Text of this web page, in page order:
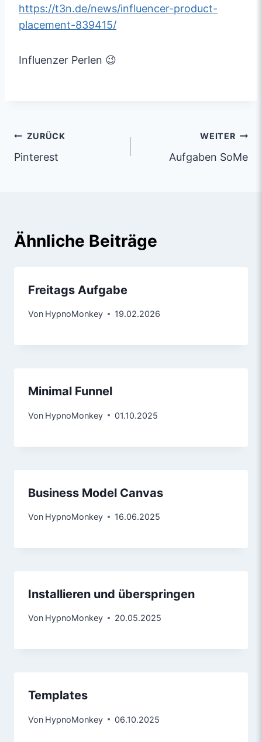
https://t3n.de/news/influencer-product-
placement-839415/
Influenzer Perlen 😉
ZURÜCK
Pinterest
WEITER
Aufgaben SoMe
Ähnliche Beiträge
Freitags Aufgabe
Von HypnoMonkey 19.02.2026
Minimal Funnel
Von HypnoMonkey 01.10.2025
Business Model Canvas
Von HypnoMonkey 16.06.2025
Installieren und überspringen
Von HypnoMonkey 20.05.2025
Templates
Von HypnoMonkey 06.10.2025